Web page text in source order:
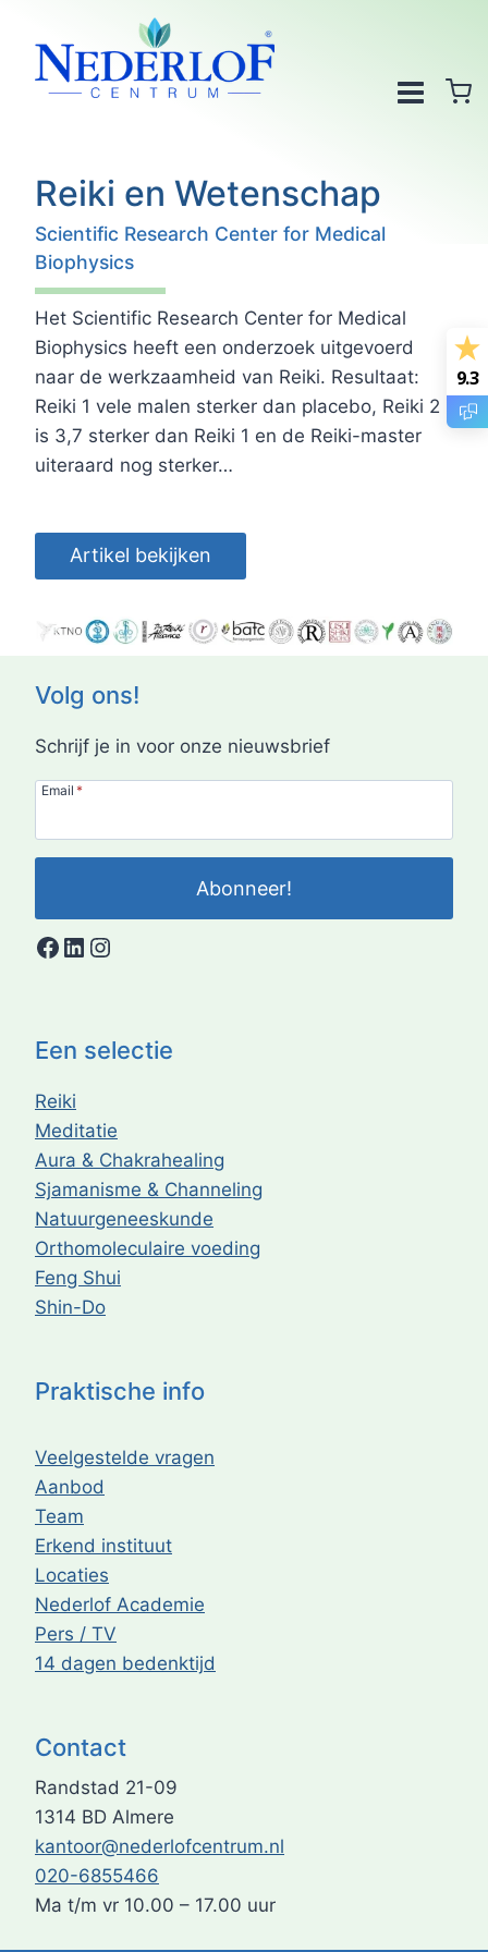
naar
inhoud
Reiki en Wetenschap
Scientific Research Center for Medical
Biophysics
Het Scientific Research Center for Medical
Biophysics heeft een onderzoek uitgevoerd
naar de werkzaamheid van Reiki. Resultaat:
Reiki 1 vele malen sterker dan placebo, Reiki 2
is 3,7 sterker dan Reiki 1 en de Reiki-master
uiteraard nog sterker…
Artikel bekijken
Contact
Randstad 21-09
1314 BD Almere
kantoor@nederlofcentrum.nl
020-6855466
Ma t/m vr 10.00 – 17.00 uur
Praktische info
Veelgestelde vragen
Aanbod
Team
Erkend instituut
Locaties
Nederlof Academie
Pers / TV
14 dagen bedenktijd
Een selectie
Reiki
Meditatie
Aura & Chakrahealing
Sjamanisme & Channeling
Natuurgeneeskunde
Orthomoleculaire voeding
Feng Shui
Shin-Do
Volg ons!
Schrijf je in voor onze nieuwsbrief
Email *
Abonneer!
Facebook
LinkedIn
Instagram
9.3